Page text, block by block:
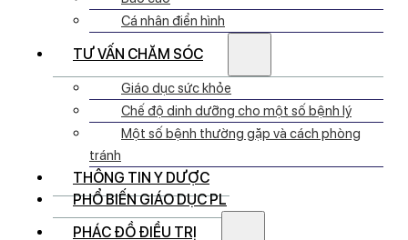
Cá nhân điển hình
TƯ VẤN CHĂM SÓC
Giáo dục sức khỏe
Chế độ dinh dưỡng cho một số bệnh lý
Một số bệnh thường gặp và cách phòng
tránh
THÔNG TIN Y DƯỢC
PHỔ BIẾN GIÁO DỤC PL
PHÁC ĐỒ ĐIỀU TRỊ